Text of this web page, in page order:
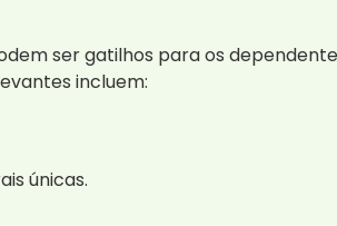
ser gatilhos para os
incluem:
únicas.